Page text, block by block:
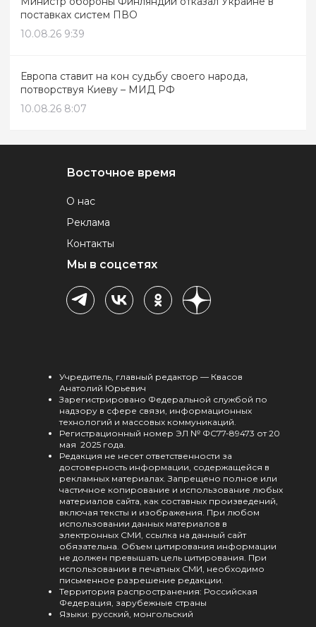
поставках систем ПВО
10.08.26 9:39
Европа ставит на кон судьбу своего народа,
потворствуя Киеву – МИД РФ
10.08.26 8:07
Восточное время
О нас
Реклама
Контакты
Мы в соцсетях
Учредитель, главный редактор — Квасов
Анатолий Юрьевич
Зарегистрировано Федеральной службой по
надзору в сфере связи, информационных
технологий и массовых коммуникаций.
Регистрационный номер ЭЛ № ФС77-89473 от 20
мая 2025 года.
Редакция не несет ответственности за
достоверность информации, содержащейся в
рекламных материалах. Запрещено полное или
частичное копирование и использование любых
материалов сайта, как составных произведений,
включая тексты и изображения. При любом
использовании данных материалов в
электронных СМИ, ссылка на данный сайт
обязательна. Объем цитирования информации
не должен превышать цель цитирования. При
использовании в печатных СМИ, необходимо
письменное разрешение редакции.
Территория распространения: Российская
Федерация, зарубежные страны
Языки: русский, монгольский